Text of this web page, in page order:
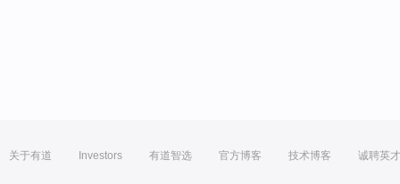
关于有道 Investors 有道智选 官方博客 技术博客 诚聘英才